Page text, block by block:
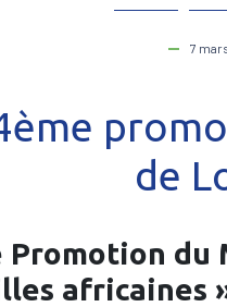
7
de
Promotion
africaines